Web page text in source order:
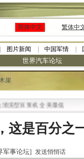
简体中文 繁体中
图片新闻 中国军情
世界汽车论坛
崖
型豆浆机 全美最低
这是百分之
军事论坛] 发送悄悄话